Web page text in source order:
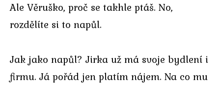
Ale Věruško, proč se takhle ptáš. No,
rozdělíte si to napůl.
Jak jako napůl? Jirka už má svoje bydlení i
firmu. Já pořád jen platím nájem. Na co mu